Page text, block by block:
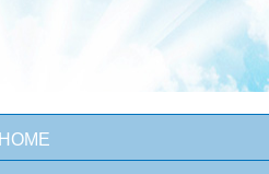
HOME